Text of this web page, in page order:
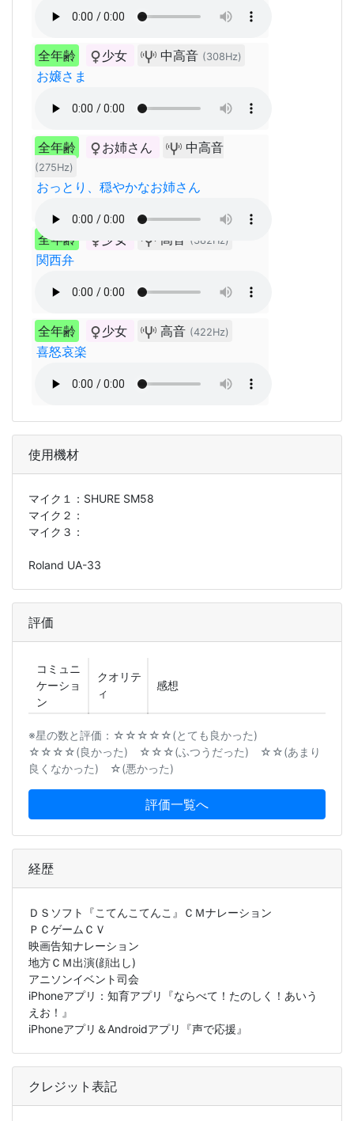
全年齢 少女 中高音 (308Hz)
お嬢さま
全年齢 お姉さん 中高音
(275Hz)
おっとり、穏やかなお姉さん
全年齢 少女 高音 (382Hz)
関西弁
全年齢 少女 高音 (422Hz)
喜怒哀楽
使用機材
マイク１： SHURE SM58
マイク２：
マイク３：
Roland UA-33
評価
コミュニ
ケーショ
ン
クオリテ
ィ
感想
※星の数と評価：☆☆☆☆☆(とても良かった)
☆☆☆☆(良かった) ☆☆☆(ふつうだった) ☆☆(あまり
良くなかった) ☆(悪かった)
評価一覧へ
経歴
ＤＳソフト『こてんこてんこ』ＣＭナレーション
ＰＣゲームＣＶ
映画告知ナレーション
地方ＣＭ出演(顔出し)
アニソンイベント司会
iPhoneアプリ：知育アプリ『ならべて！たのしく！あいう
えお！』
iPhoneアプリ＆Androidアプリ『声で応援』
クレジット表記